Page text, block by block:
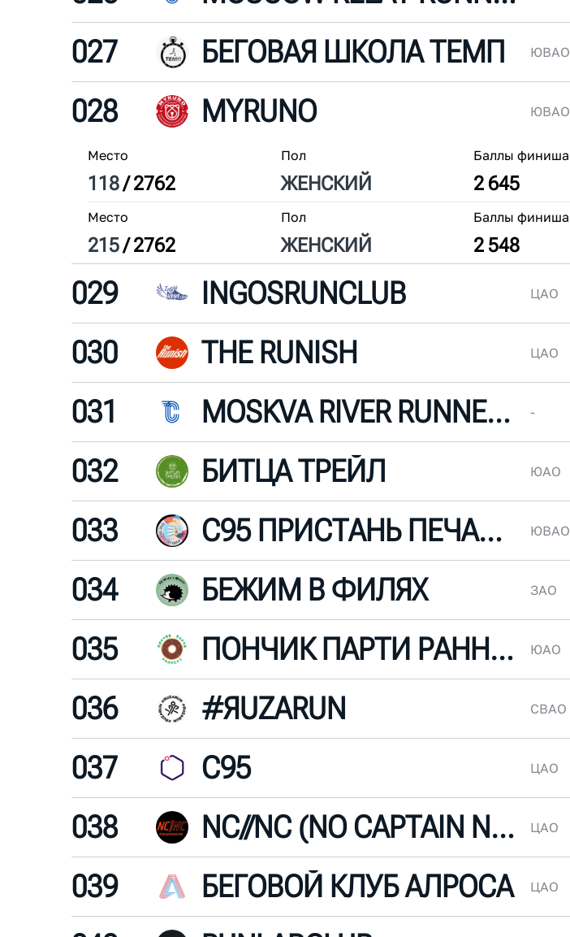
027
БЕГОВАЯ ШКОЛА ТЕМП ЮВАО
028
MYRUNO ЮВАО
Место
118/ 2762
Пол
ЖЕНСКИЙ
Баллы финиша
2 645
Место
215/ 2762
Пол
ЖЕНСКИЙ
Баллы финиша
2 548
029 INGOSRUNCLUB ЦАО
030
THE RUNISH ЦАО
031
MOSKVA RIVER RUNNERS -
032
БИТЦА ТРЕЙЛ ЮАО
033
С95 ПРИСТАНЬ ПЕЧАТНИКИ ЮВАО
034
БЕЖИМ В ФИЛЯХ ЗАО
035
ПОНЧИК ПАРТИ РАННЕРС ЮАО
036
#ЯUZARUN СВАО
037
C95 ЦАО
038
NC//NC (NO CAPTAIN NO CREW) ЦАО
039
БЕГОВОЙ КЛУБ АЛРОСА ЦАО